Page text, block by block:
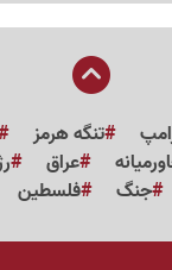
تنگه هرمز
عراق
جنگ فلسطین